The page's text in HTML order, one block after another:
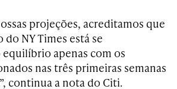
projeções, acreditamos que
NY Times está se
apenas com os
nas três primeiras semanas
continua a nota do Citi.